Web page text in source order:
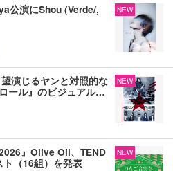
公演にShou (Verde/,
NEW
演じるヤンと対照的な
ール』のビジュアル…
NEW
』Olive Oil、TEND
（16組）を発表
NEW